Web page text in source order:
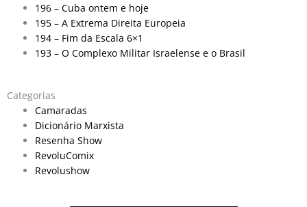
196 – Cuba ontem e hoje
195 – A Extrema Direita Europeia
194 – Fim da Escala 6×1
193 – O Complexo Militar Israelense e o Brasil
Categorias
Camaradas
Dicionário Marxista
Resenha Show
RevoluComix
Revolushow